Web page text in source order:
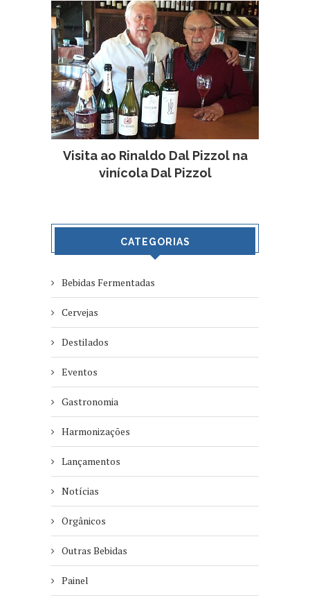
Visita ao Rinaldo Dal Pizzol na
vinícola Dal Pizzol
CATEGORIAS
Bebidas Fermentadas
Cervejas
Destilados
Eventos
Gastronomia
Harmonizações
Lançamentos
Notícias
Orgânicos
Outras Bebidas
Painel